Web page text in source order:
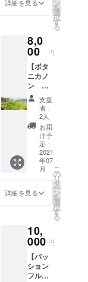
ボタニ
カノ
ン
フェイ
スオイ
ル
（30ml
）
４）全
国送料
無料
パッ
ション
ツ規格
外品：B
品、C品
クラス
を5個
（生果
実）
２）ボ
タニカ
ノン
パッ
ション
フルー
ツロー
ション
（1,650
円）
ホー
リーバ
ジル バ
スエッ
センス
（2,750
詳細を見る ン
を
選
択
す
る
8,0
00 円
【ボタ
ニカノ
ン
パッ
ション
＆ホー
リーバ
ジルプ
ラン
（商品
合計：
8,332円
相
当）】
1）南大
隅町産
使用
パッ
ション
フルー
ツ規格
外品：B
支援
者：
2人
お届
け予
定：
2021
年07
月
詳細を見る
こ
の
リ
タ
ー
ン
を
選
択
す
る
10,
000 円
【パッ
ション
フルー